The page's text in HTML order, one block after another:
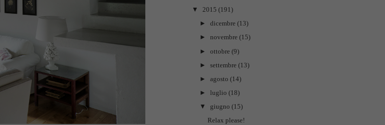
▼
2015 (191)
► dicembre (13)
► novembre (15)
► ottobre (9)
► settembre (13)
► agosto (14)
► luglio (18)
▼
giugno (15)
Relax please!